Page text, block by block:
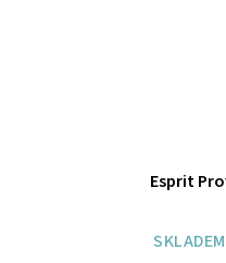
Esprit
SKLADEM